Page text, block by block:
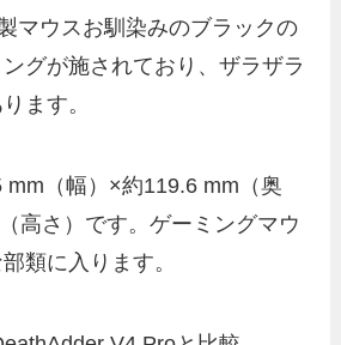
マウスお馴染みのブラックの
グが施されており、ザラザラ
ます。
mm（幅）×約119.6 mm（奥
高さ）です。ゲーミングマウ
類に入ります。